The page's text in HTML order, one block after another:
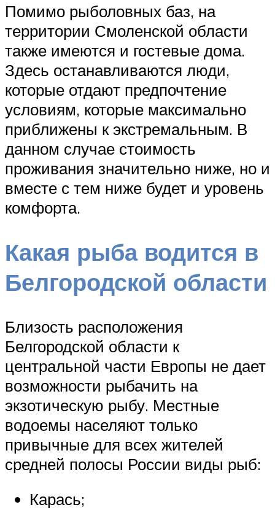
Помимо рыболовных баз, на
территории Смоленской области
также имеются и гостевые дома.
Здесь останавливаются люди,
которые отдают предпочтение
условиям, которые максимально
приближены к экстремальным. В
данном случае стоимость
проживания значительно ниже, но и
вместе с тем ниже будет и уровень
комфорта.
Какая рыба водится в
Белгородской области
Близость расположения
Белгородской области к
центральной части Европы не дает
возможности рыбачить на
экзотическую рыбу. Местные
водоемы населяют только
привычные для всех жителей
средней полосы России виды рыб:
Карась;